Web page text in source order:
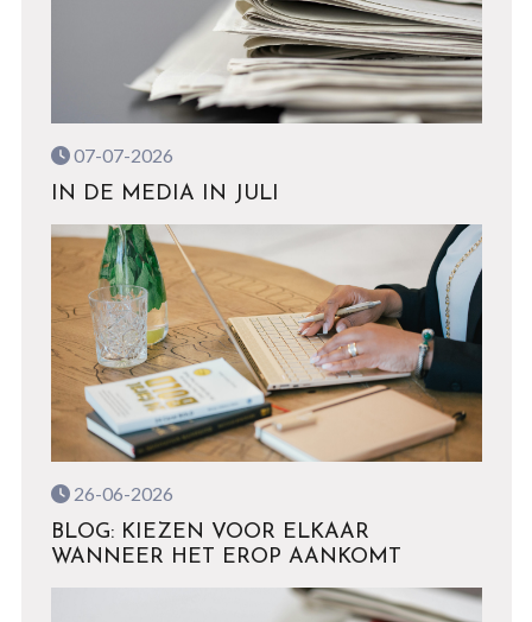
07-07-2026
IN DE MEDIA IN JULI
26-06-2026
BLOG: KIEZEN VOOR ELKAAR
WANNEER HET EROP AANKOMT